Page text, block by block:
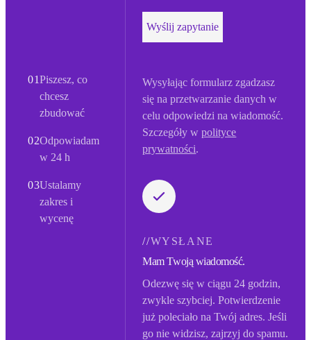
01Piszesz, co
chcesz
zbudować
02Odpowiadam
w 24 h
03Ustalamy
zakres i
wycenę
Wyślij zapytanie
Wysyłając formularz zgadzasz
się na przetwarzanie danych w
celu odpowiedzi na wiadomość.
Szczegóły wpolityce
prywatności.
//WYSŁANE
Mam Twoją wiadomość.
Odezwę się w ciągu 24 godzin,
zwykle szybciej. Potwierdzenie
już poleciało na Twój adres. Jeśli
go nie widzisz, zajrzyj do spamu.